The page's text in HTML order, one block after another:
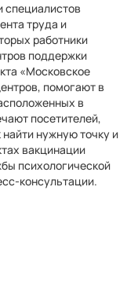
специалистов
труда и
работники
поддержки
«Московское
помогают в
в
посетителей,
нужную точку и
вакцинации
психологической
консультации.